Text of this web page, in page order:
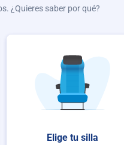
¿Quieres saber por qué?
Elige tu silla